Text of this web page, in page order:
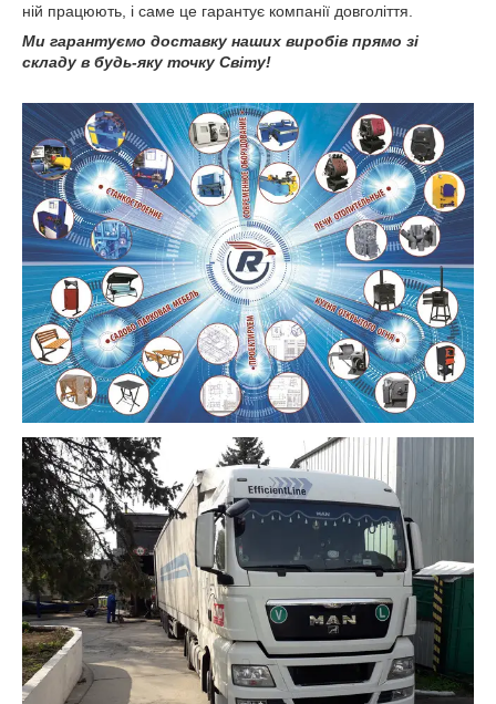
ній працюють, і саме це гарантує компанії довголіття.
Ми гарантуємо доставку наших виробів прямо зі
складу в будь-яку точку Світу!